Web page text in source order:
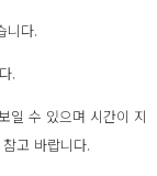
니다.
.
일 수 있으며 시간이 지
고 바랍니다.